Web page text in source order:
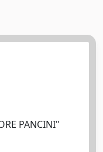
PANCINI"